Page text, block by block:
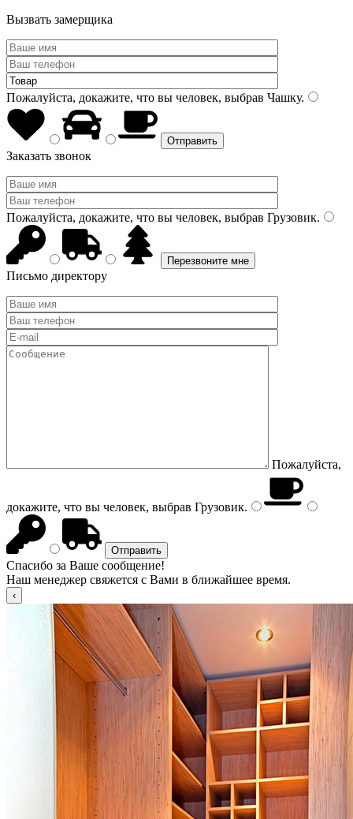
Вызвать замерщика
Пожалуйста, докажите, что вы человек, выбрав Чашку.
Заказать звонок
Пожалуйста, докажите, что вы человек, выбрав Грузовик.
Письмо директору
Пожалуйста,
докажите, что вы человек, выбрав Грузовик.
Спасибо за Ваше сообщение!
Наш менеджер свяжется с Вами в ближайшее время.